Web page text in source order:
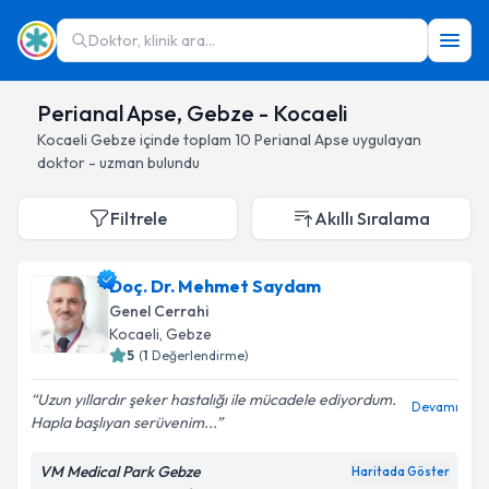
Doktor, klinik ara...
Perianal Apse, Gebze - Kocaeli
Kocaeli Gebze içinde toplam 10 Perianal Apse uygulayan
doktor - uzman bulundu
Filtrele Akıllı Sıralama
Doç. Dr. Mehmet Saydam
Genel Cerrahi
Kocaeli, Gebze
5 (1 Değerlendirme)
Uzun yıllardır şeker hastalığı ile mücadele ediyordum.
Hapla başlıyan serüvenim...
Devamı
VM Medical Park Gebze Haritada Göster